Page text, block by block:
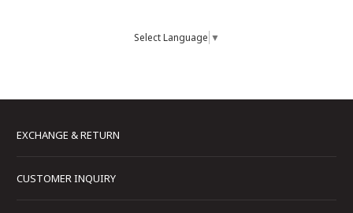
Select Language ▼
EXCHANGE & RETURN
CUSTOMER INQUIRY